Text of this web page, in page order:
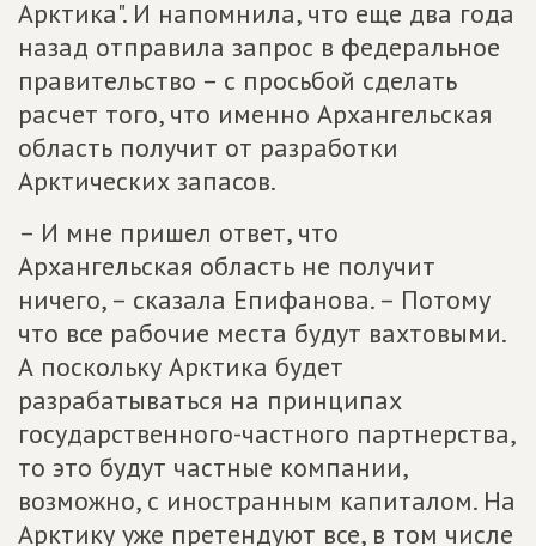
Арктика". И напомнила, что еще два года
назад отправила запрос в федеральное
правительство – с просьбой сделать
расчет того, что именно Архангельская
область получит от разработки
Арктических запасов.
– И мне пришел ответ, что
Архангельская область не получит
ничего, – сказала Епифанова. – Потому
что все рабочие места будут вахтовыми.
А поскольку Арктика будет
разрабатываться на принципах
государственного-частного партнерства,
то это будут частные компании,
возможно, с иностранным капиталом. На
Арктику уже претендуют все, в том числе